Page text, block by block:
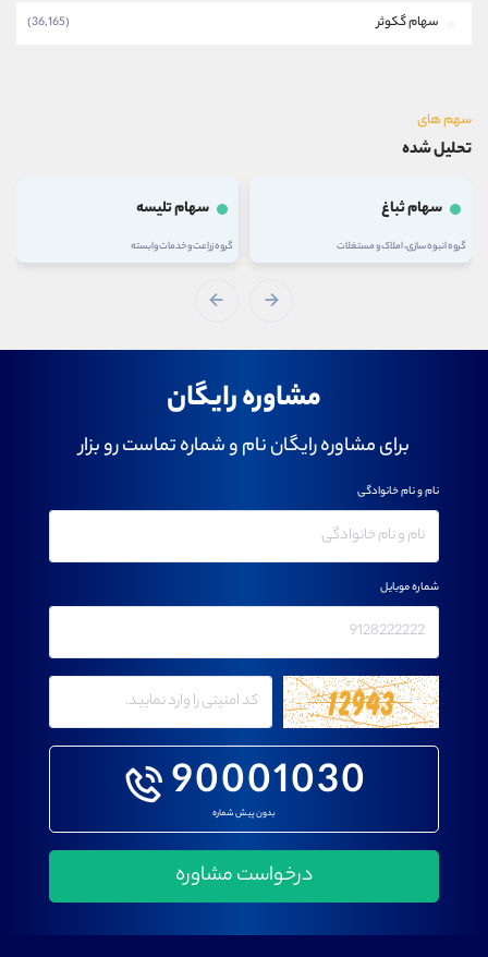
سهام گکوثر (36,165)
سهم های
تحلیل شده
سهام ثباغ
گروه انبوه سازی، املاک و مستغلات
سهام تلیسه
گروه زراعت و خدمات وابسته
مشاوره رایگان
برای مشاوره رایگان نام و شماره تماست رو بزار
90001030
بدون پیش شماره
نام و نام خانوادگی
شماره موبایل